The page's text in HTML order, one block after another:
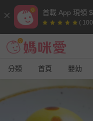
首載 App 現領
(
分類 首頁 嬰幼